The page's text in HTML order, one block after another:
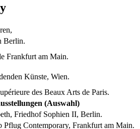
Berlin.
Frankfurt am Main.
Künste, Wien.
des Beaux Arts de Paris.
(Auswahl)
Friedhof Sophien II, Berlin.
Pflug Contemporary, Frankfurt am Main.